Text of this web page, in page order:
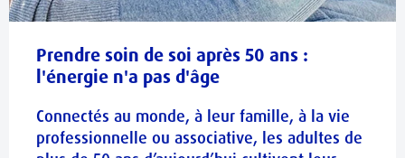
Prendre soin de soi après 50 ans :
l'énergie n'a pas d'âge
Connectés au monde, à leur famille, à la vie
professionnelle ou associative, les adultes de